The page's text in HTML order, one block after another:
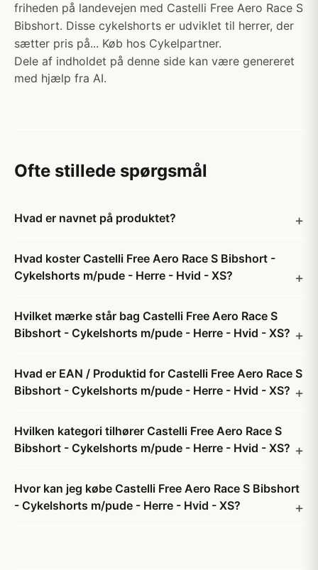
friheden på landevejen med Castelli Free Aero Race S
Bibshort. Disse cykelshorts er udviklet til herrer, der
sætter pris på... Køb hos Cykelpartner.
Dele af indholdet på denne side kan være genereret
med hjælp fra AI.
Ofte stillede spørgsmål
Hvad er navnet på produktet?
Hvad koster Castelli Free Aero Race S Bibshort -
Cykelshorts m/pude - Herre - Hvid - XS?
Hvilket mærke står bag Castelli Free Aero Race S
Bibshort - Cykelshorts m/pude - Herre - Hvid - XS?
Hvad er EAN / Produktid for Castelli Free Aero Race S
Bibshort - Cykelshorts m/pude - Herre - Hvid - XS?
Hvilken kategori tilhører Castelli Free Aero Race S
Bibshort - Cykelshorts m/pude - Herre - Hvid - XS?
Hvor kan jeg købe Castelli Free Aero Race S Bibshort
- Cykelshorts m/pude - Herre - Hvid - XS?